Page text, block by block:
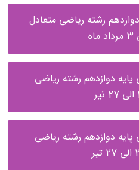
رشته ریاضی متعادل
پایه دوازدهم رشته ریاضی
پایه دوازدهم رشته ریاضی